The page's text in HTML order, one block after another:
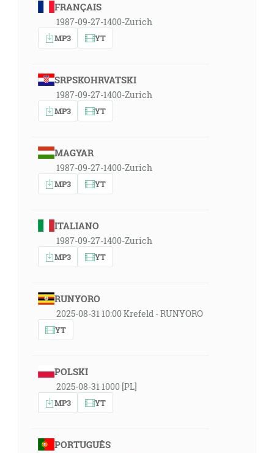
FRANÇAIS
1987-09-27-1400-Zurich
MP3 YT
SRPSKOHRVATSKI
1987-09-27-1400-Zurich
MP3 YT
MAGYAR
1987-09-27-1400-Zurich
MP3 YT
ITALIANO
1987-09-27-1400-Zurich
MP3 YT
RUNYORO
2025-08-31 10:00 Krefeld - RUNYORO
YT
POLSKI
2025-08-31 1000 [PL]
MP3 YT
PORTUGUÊS